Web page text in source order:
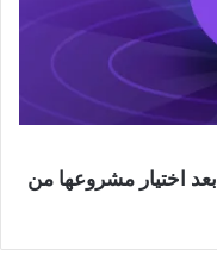
انتعاش سعر العملة الرقمية MATIC بعد اختيار مشروعها من